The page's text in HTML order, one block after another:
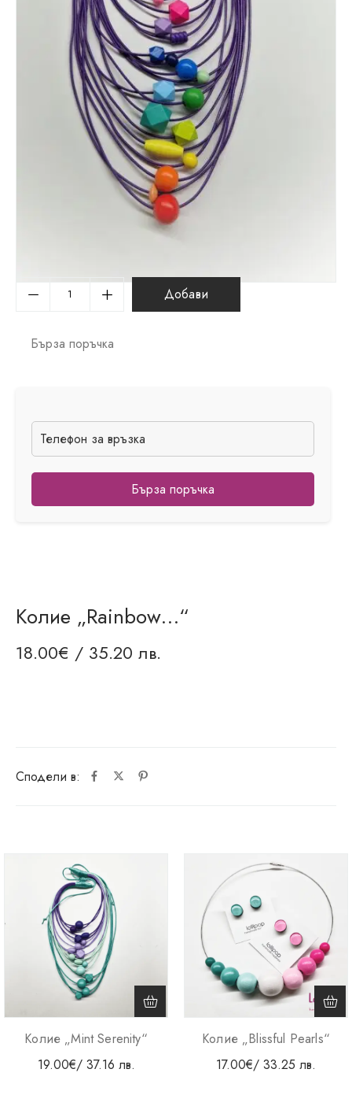
Колие „Rainbow…“
18.00€ / 35.20 лв.
Добави
Бърза поръчка
Бърза поръчка
Сподели в:
Колие „Mint Serenity“
19.00€/ 37.16 лв.
Колие „Blissful Pearls“
17.00€/ 33.25 лв.